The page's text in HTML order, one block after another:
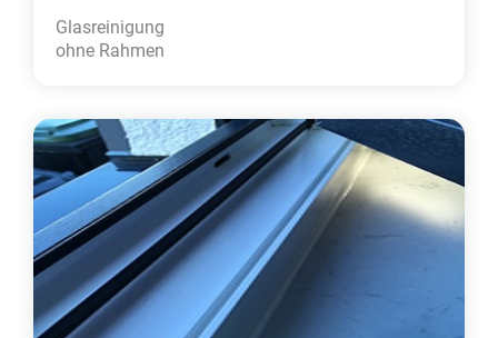
Glasreinigung
ohne Rahmen